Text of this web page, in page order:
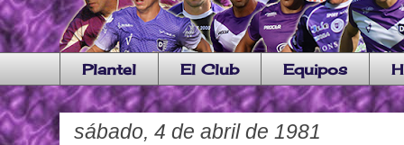
Plantel El Club Equipos
sábado, 4 de abril de 1981